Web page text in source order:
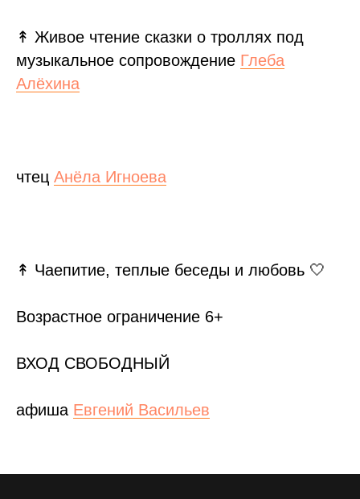
↟ Живое чтение сказки о троллях под
музыкальное сопровождение Глеба
Алёхина
чтец Анёла Игноева
↟ Чаепитие, теплые беседы и любовь 🤍
Возрастное ограничение 6+
ВХОД СВОБОДНЫЙ
афиша Евгений Васильев